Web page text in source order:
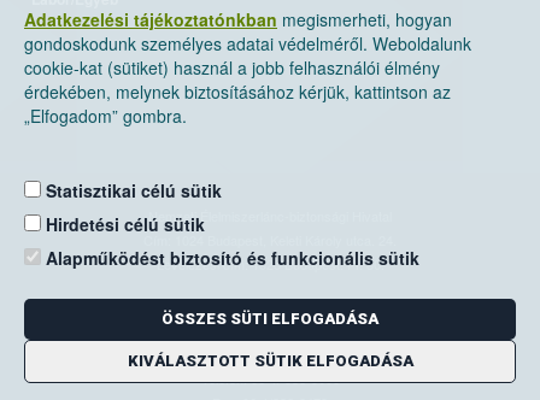
Adatkezelési tájékoztatónkban megismerheti, hogyan
gondoskodunk személyes adatai védelméről. Weboldalunk
cookie-kat (sütiket) használ a jobb felhasználói élmény
érdekében, melynek biztosításához kérjük, kattintson az
„Elfogadom” gombra.
Statisztikai célú sütik
Hirdetési célú sütik
Alapműködést biztosító és funkcionális sütik
ÖSSZES SÜTI ELFOGADÁSA
KIVÁLASZTOTT SÜTIK ELFOGADÁSA
Nemzeti Élelmiszerlánc-biztonsági Hivatal
Levelezési cím: 1525 Budapest. Pf. 30.
E-mail:ugyfelszolgalat@nebih.gov.hu
Zöld szám: 06-80/263-244
Telefon: 06-1/ 336-9000